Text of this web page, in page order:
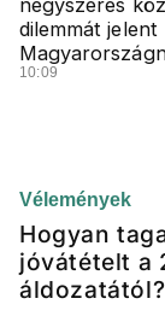
négyszeres
dilemmát jelent
10:09
Vélemények
Hogyan
jóvátételt a
áldozatától?